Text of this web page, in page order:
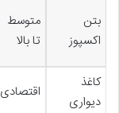
بتن
اکسپوز
متوسط
تا بالا
کاغذ
دیواری
اقتصادی